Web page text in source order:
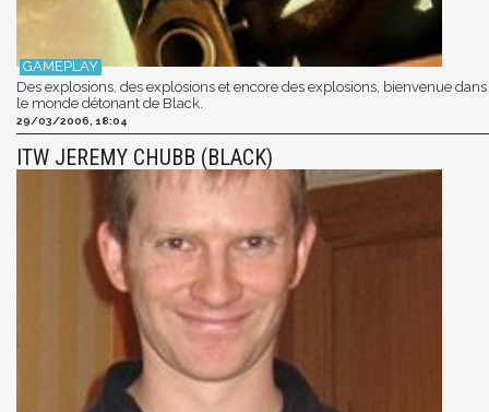
Des explosions, des explosions et encore des explosions, bienvenue dans
le monde détonant de Black.
29/03/2006, 18:04
ITW JEREMY CHUBB (BLACK)